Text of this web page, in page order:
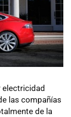
las compañías
de la